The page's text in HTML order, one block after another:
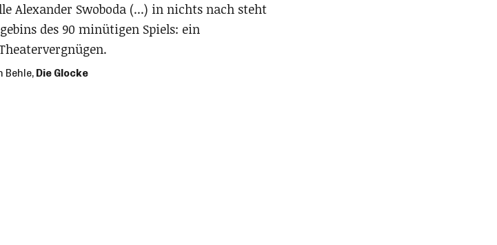
Alexander Swoboda (...) in nichts nach steht
des 90 minütigen Spiels: ein
Behle, Die Glocke